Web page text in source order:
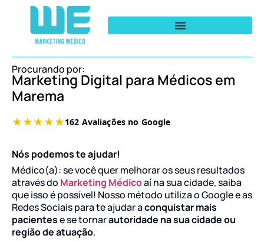
Procurando por:
Marketing Digital para Médicos em
Marema
Nós podemos te ajudar!
Médico(a): se você quer melhorar os seus resultados
através do Marketing Médicoaí na sua cidade, saiba
que isso é possível! Nosso método utiliza o Google e as
Redes Sociais para te ajudar aconquistar mais
pacientese se tornarautoridade na sua cidade ou
região de atuação.